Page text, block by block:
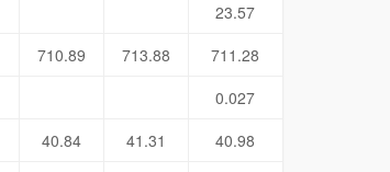
23.57
710.89 713.88
711.28
0.027
40.84 41.31 40.98